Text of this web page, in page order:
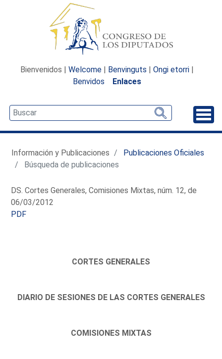
Bienvenidos | Welcome | Benvinguts | Ongi etorri |
Benvidos
Enlaces
Información y Publicaciones
Publicaciones Oficiales
Búsqueda de publicaciones
DS. Cortes Generales, Comisiones Mixtas, núm. 12, de
06/03/2012
PDF
CORTES GENERALES
DIARIO DE SESIONES DE LAS CORTES GENERALES
COMISIONES MIXTAS